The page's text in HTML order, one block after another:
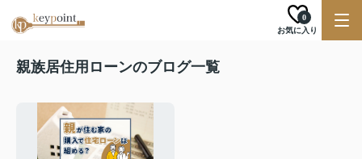
お気に入り
0
親族居住用ローンのブログ一覧